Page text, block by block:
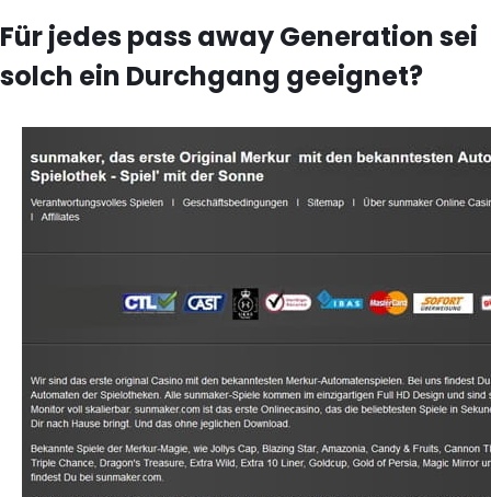
Für jedes pass away Generation sei
solch ein Durchgang geeignet?